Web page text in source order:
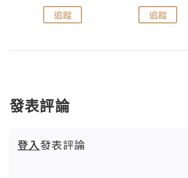
追蹤 追蹤
發表評論
登入發表評論